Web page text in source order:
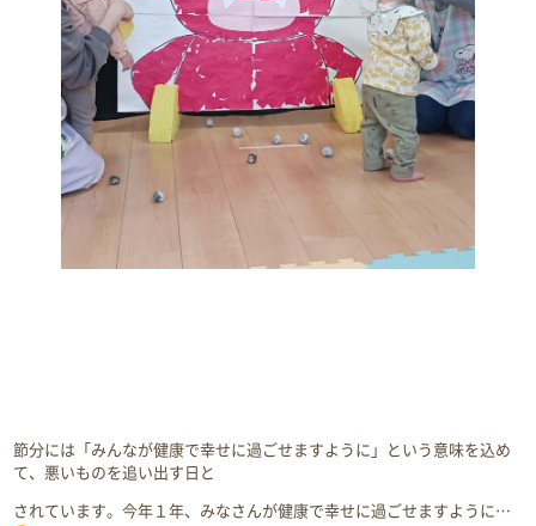
節分には「みんなが健康で幸せに過ごせますように」という意味を込め
て、悪いものを追い出す日と
されています。今年１年、みなさんが健康で幸せに過ごせますように…